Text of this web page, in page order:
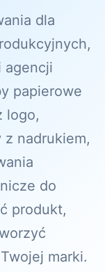
dla
agencji
papierowe
logo,
nadrukiem,
do
produkt,
marki.